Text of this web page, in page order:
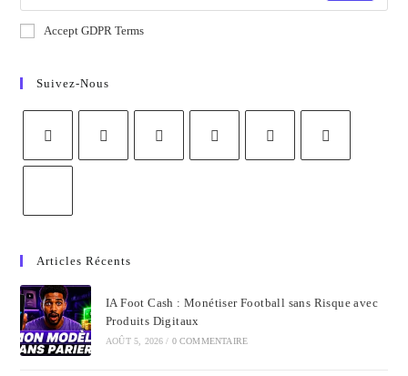
Accept GDPR Terms
Suivez-Nous
Articles Récents
IA Foot Cash : Monétiser Football sans Risque avec
Produits Digitaux
AOÛT 5, 2026 / 0 COMMENTAIRE